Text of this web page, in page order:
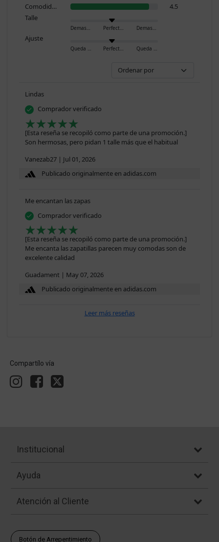
Comodidad
4.5
Talle
Demasiado pequeño Perfecto Demasiado grande
Ajuste
Queda ajustado Perfecto Queda holgado
Lindas
Comprador verificado
[Esta reseña se recopiló como parte de una promoción.]
Son hermosas, pero pidan 1 talle más que el habitual
Vanezab27 | Jul 01, 2026
Publicado originalmente en adidas.com
Me encantan las zapas
Comprador verificado
[Esta reseña se recopiló como parte de una promoción.]
Me encanta las zapatillas parecen muy comodas son de
excelente calidad
Guadament | May 07, 2026
Publicado originalmente en adidas.com
Leer más reseñas
Compartílo vía
Institucional
Ayuda
Atención al Cliente
Botón de Arrepentimiento